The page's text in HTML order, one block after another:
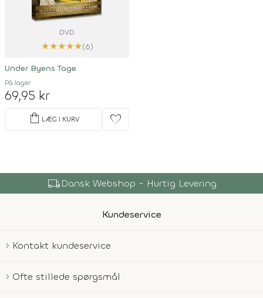
DVD
★★★★★(6)
Under Byens Tage
På lager
69,95 kr
shopping_bag LÆG I KURV favorite
shopping_bagOver 150.000 Produkter
Kundeservice
Kontakt kundeservice
Ofte stillede spørgsmål